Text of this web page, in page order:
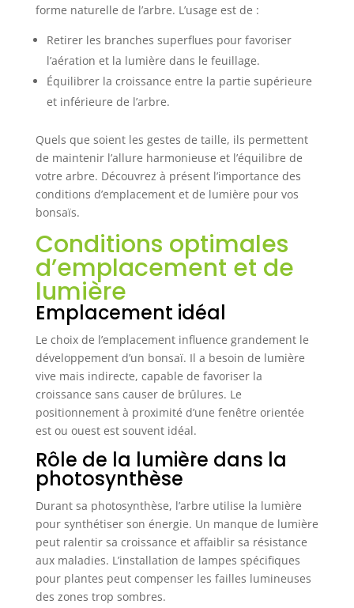
forme naturelle de l’arbre. L’usage est de :
Retirer les branches superflues pour favoriser
l’aération et la lumière dans le feuillage.
Équilibrer la croissance entre la partie supérieure
et inférieure de l’arbre.
Quels que soient les gestes de taille, ils permettent
de maintenir l’allure harmonieuse et l’équilibre de
votre arbre. Découvrez à présent l’importance des
conditions d’emplacement et de lumière pour vos
bonsaïs.
Conditions optimales
d’emplacement et de
lumière
Emplacement idéal
Le choix de l’emplacement influence grandement le
développement d’un bonsaï. Il a besoin de lumière
vive mais indirecte, capable de favoriser la
croissance sans causer de brûlures. Le
positionnement à proximité d’une fenêtre orientée
est ou ouest est souvent idéal.
Rôle de la lumière dans la
photosynthèse
Durant sa photosynthèse, l’arbre utilise la lumière
pour synthétiser son énergie. Un manque de lumière
peut ralentir sa croissance et affaiblir sa résistance
aux maladies. L’installation de lampes spécifiques
pour plantes peut compenser les failles lumineuses
des zones trop sombres.